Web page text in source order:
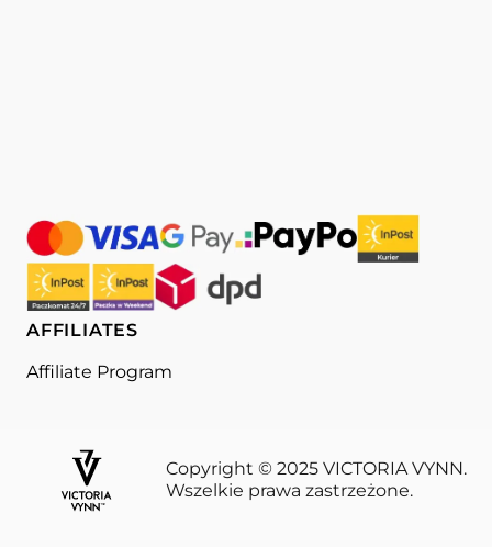
AFFILIATES
Affiliate Program
Copyright © 2025 VICTORIA VYNN.
Wszelkie prawa zastrzeżone.